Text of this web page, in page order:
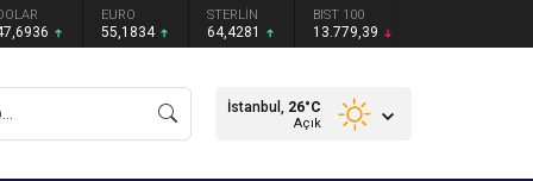
EURO
55,1834
STERLİN
64,4281
BIST 100
13.779,39
İstanbul, 26°C
Açık